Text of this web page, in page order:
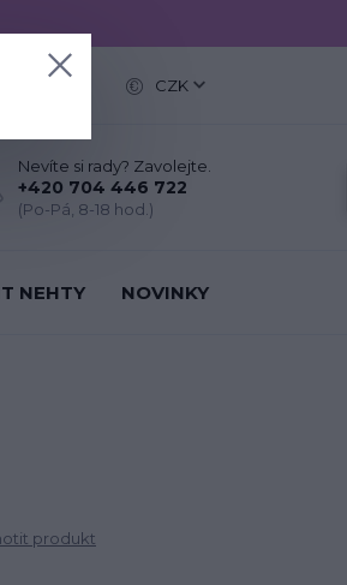
CZK
Nevíte si rady? Zavolejte.
+420 704 446 722
(Po-Pá, 8-18 hod.)
NEHTY NOVINKY
produkt